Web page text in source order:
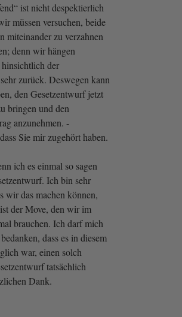
ist nicht despektierlich
müssen versuchen, beide
miteinander zu verzahnen
denn wir hängen
der
zurück. Deswegen kann
den Gesetzentwurf jetzt
bringen und den
anzunehmen. -
Sie mir zugehört haben.
ich es einmal so sagen
Ich bin sehr
wir das machen können,
der Move, den wir im
brauchen. Ich darf mich
dass es in diesem
war, einen solch
tatsächlich
Dank.